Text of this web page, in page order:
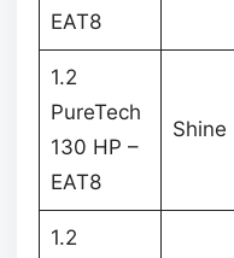
EAT8
1.2
PureTech
130 HP –
EAT8
Shine
1.2